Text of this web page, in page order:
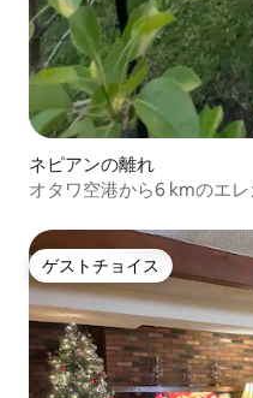
ネピアンの離れ
オタワ空港から6 kmのエレ
ゲストチョイス
ゲストチョイス